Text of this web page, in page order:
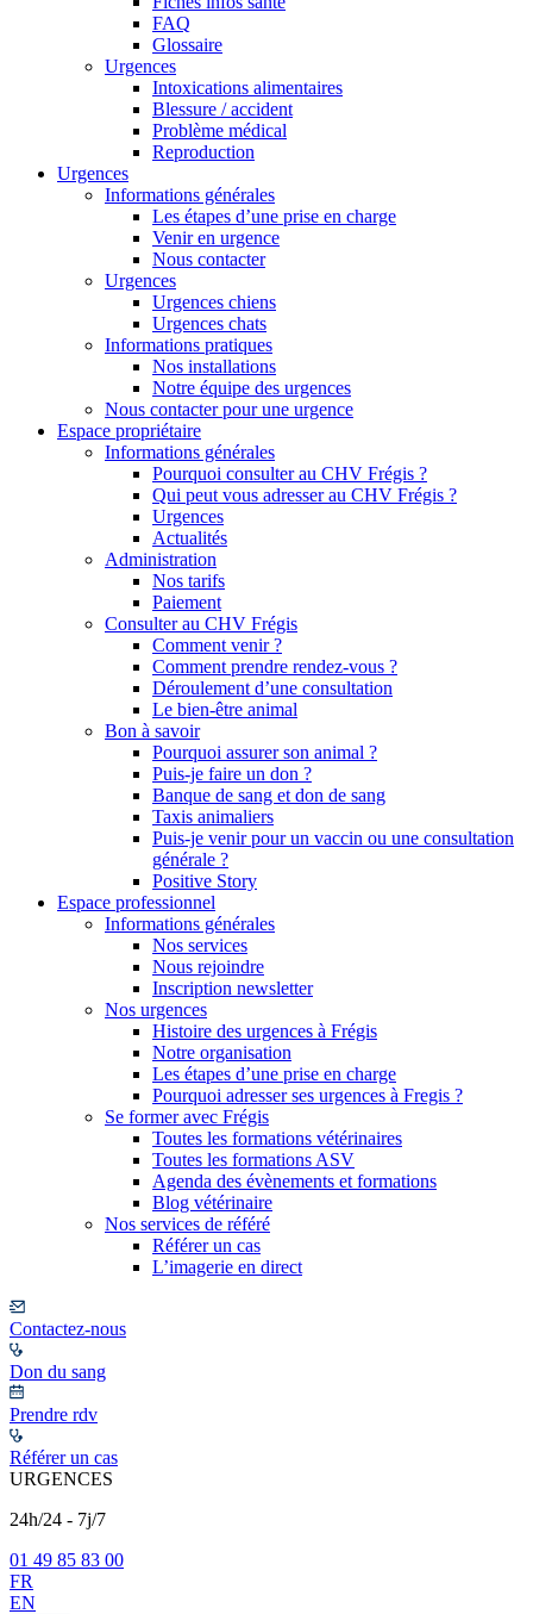
FAQ
Glossaire
Urgences
Intoxications alimentaires
Blessure / accident
Problème médical
Reproduction
Urgences
Informations générales
Les étapes d’une prise en charge
Venir en urgence
Nous contacter
Urgences
Urgences chiens
Urgences chats
Informations pratiques
Nos installations
Notre équipe des urgences
Nous contacter pour une urgence
Espace propriétaire
Informations générales
Pourquoi consulter au CHV Frégis ?
Qui peut vous adresser au CHV Frégis ?
Urgences
Actualités
Administration
Nos tarifs
Paiement
Consulter au CHV Frégis
Comment venir ?
Comment prendre rendez-vous ?
Déroulement d’une consultation
Le bien-être animal
Bon à savoir
Pourquoi assurer son animal ?
Puis-je faire un don ?
Banque de sang et don de sang
Taxis animaliers
Puis-je venir pour un vaccin ou une consultation
générale ?
Positive Story
Espace professionnel
Informations générales
Nos services
Nous rejoindre
Inscription newsletter
Nos urgences
Histoire des urgences à Frégis
Notre organisation
Les étapes d’une prise en charge
Pourquoi adresser ses urgences à Fregis ?
Se former avec Frégis
Toutes les formations vétérinaires
Toutes les formations ASV
Agenda des évènements et formations
Blog vétérinaire
Nos services de référé
Référer un cas
L’imagerie en direct
Contactez-nous
Don du sang
Prendre rdv
Référer un cas
URGENCES
24h/24 - 7j/7
01 49 85 83 00
FR
EN